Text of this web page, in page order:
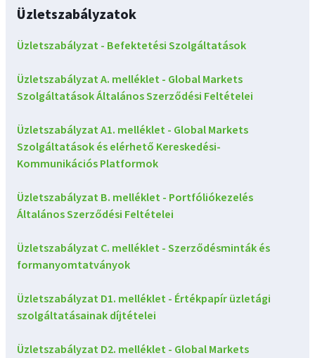
Üzletszabályzatok
Üzletszabályzat - Befektetési Szolgáltatások
Üzletszabályzat A. melléklet - Global Markets
Szolgáltatások Általános Szerződési Feltételei
Üzletszabályzat A1. melléklet - Global Markets
Szolgáltatások és elérhető Kereskedési-
Kommunikációs Platformok
Üzletszabályzat B. melléklet - Portfóliókezelés
Általános Szerződési Feltételei
Üzletszabályzat C. melléklet - Szerződésminták és
formanyomtatványok
Üzletszabályzat D1. melléklet - Értékpapír üzletági
szolgáltatásainak díjtételei
Üzletszabályzat D2. melléklet - Global Markets